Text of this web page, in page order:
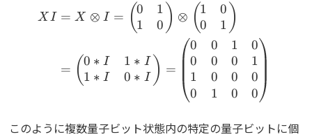
\begin{align*} XI &= X
X I = X ⊗ I = (0
1
1
0 ) ⊗ (1
0
0
1 )
= (0 ∗ I
1 ∗ I
1 ∗ I
0 ∗ I ) =
0
0
1
0
0
0
0
1
1
0
0
0
0
1
0
0
このように複数量子ビット状態内の特定の量子ビットに個